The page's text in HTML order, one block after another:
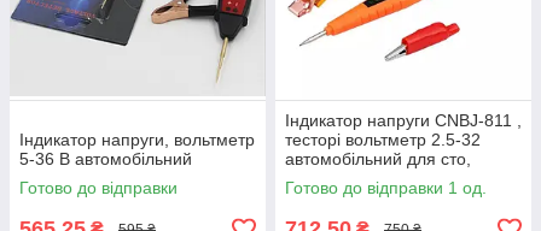
Індикатор напруги, вольтметр
5-36 В автомобільний
Готово до відправки
Індикатор напруги CNBJ-811 ,
тесторі вольтметр 2.5-32
автомобільний для сто,
автоелектрика
Готово до відправки 1 од.